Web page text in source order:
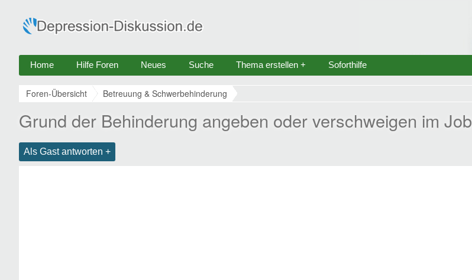
Home Hilfe Foren Neues Suche Thema erstellen + Soforthilfe
Foren-Übersicht Betreuung & Schwerbehinderung
Grund der Behinderung angeben oder verschweigen im Job
Als Gast antworten +